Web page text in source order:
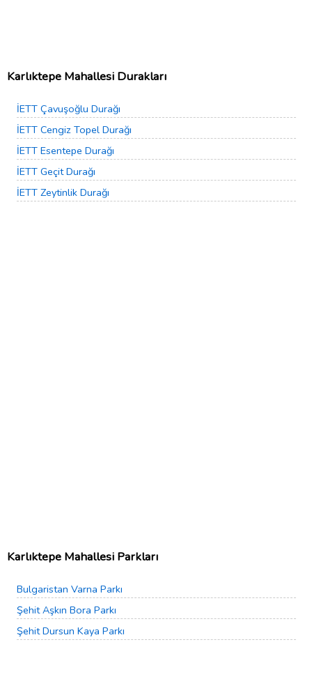
Karlıktepe Mahallesi Durakları
İETT Çavuşoğlu Durağı
İETT Cengiz Topel Durağı
İETT Esentepe Durağı
İETT Geçit Durağı
İETT Zeytinlik Durağı
Karlıktepe Mahallesi Parkları
Bulgaristan Varna Parkı
Şehit Aşkın Bora Parkı
Şehit Dursun Kaya Parkı